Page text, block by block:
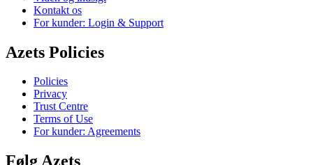
Kontakt os
For kunder: Login & Support
Azets Policies
Policies
Privacy
Trust Centre
Terms of Use
For kunder: Agreements
Følg Azets